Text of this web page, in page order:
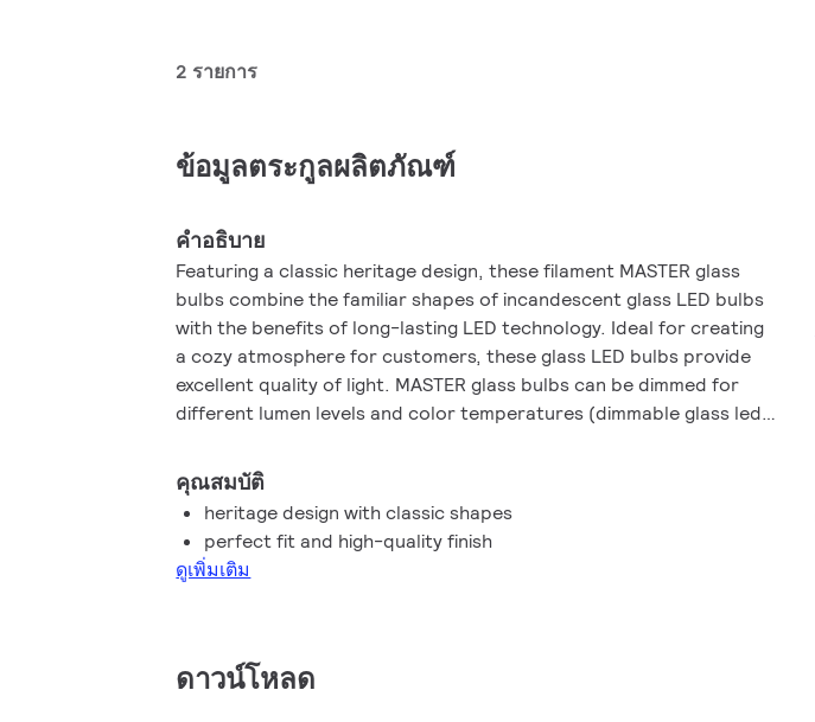
2 รายการ
ข้อมูลตระกูลผลิตภัณฑ์
คำอธิบาย
Featuring a classic heritage design, these filament MASTER glass
bulbs combine the familiar shapes of incandescent glass LED bulbs
with the benefits of long-lasting LED technology. Ideal for creating
a cozy atmosphere for customers, these glass LED bulbs provide
excellent quality of light. MASTER glass bulbs can be dimmed for
different lumen levels and color temperatures (dimmable glass led
energy compared to normal LED bulbs. By offering a lifetime of
25,000 hours, these dimmable glass LED bulbs also reduce
maintenance costs.
คุณสมบัติ
heritage design with classic shapes
perfect fit and high-quality finish
ดูเพิ่มเติม
ดาวน์โหลด